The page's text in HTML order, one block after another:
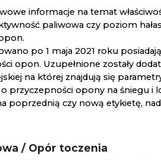
informacje na temat
paliwowa czy poziom
po 1 maja 2021 roku
opon. Uzupełnione zostały
na której znajdują się
przyczepności opony na śniegu i
poprzednią czy nową etykietę,
/ Opór toczenia